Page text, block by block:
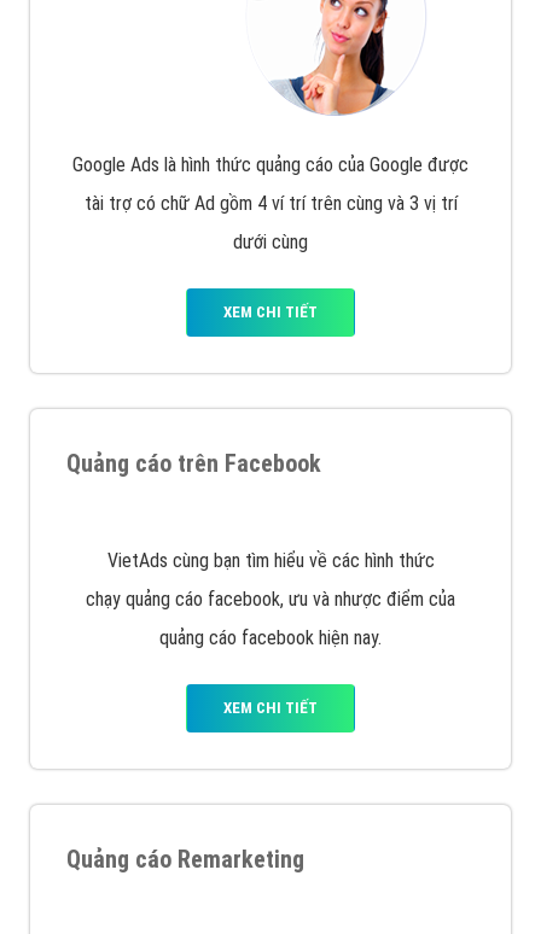
Google Ads là hình thức quảng cáo của Google được
tài trợ có chữ Ad gồm 4 ví trí trên cùng và 3 vị trí
dưới cùng
Quảng cáo trên Facebook
quảng cáo facebook hiện nay.